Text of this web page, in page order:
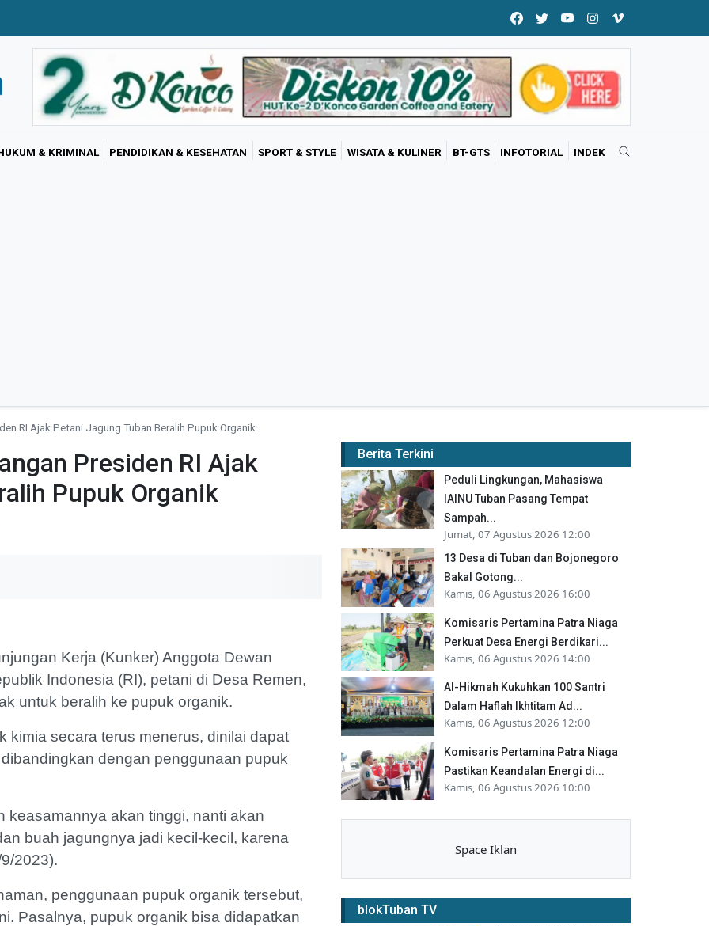
& KRIMINAL PENDIDIKAN & KESEHATAN SPORT & STYLE WISATA & KULINER BT-GTS INFOTORIAL INDEK
RI Ajak Petani Jagung Tuban Beralih Pupuk Organik
Presiden RI Ajak
Pupuk Organik
Kerja (Kunker) Anggota Dewan
Indonesia (RI), petani di Desa Remen,
untuk beralih ke pupuk organik.
kimia secara terus menerus, dinilai dapat
dengan penggunaan pupuk
keasamannya akan tinggi, nanti akan
buah jagungnya jadi kecil-kecil, karena
2023).
penggunaan pupuk organik tersebut,
Pasalnya, pupuk organik bisa didapatkan
Berita Terkini
Peduli Lingkungan, Mahasiswa
IAINU Tuban Pasang Tempat
Sampah...
Jumat, 07 Agustus 2026 12:00
13 Desa di Tuban dan Bojonegoro
Bakal Gotong...
Kamis, 06 Agustus 2026 16:00
Komisaris Pertamina Patra Niaga
Perkuat Desa Energi Berdikari...
Kamis, 06 Agustus 2026 14:00
Al-Hikmah Kukuhkan 100 Santri
Dalam Haflah Ikhtitam Ad...
Kamis, 06 Agustus 2026 12:00
Komisaris Pertamina Patra Niaga
Pastikan Keandalan Energi di...
Kamis, 06 Agustus 2026 10:00
Space Iklan
blokTuban TV